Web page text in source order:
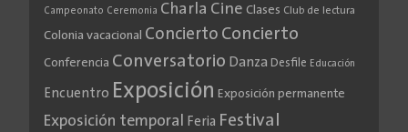
Campeonato Ceremonia Charla Cine Clases Club de lectura
Colonia vacacional Concierto Concierto
Conferencia Conversatorio Danza Desfile Educación
Encuentro Exposición Exposición permanente
Exposición temporal Feria Festival